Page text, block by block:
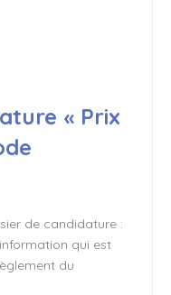
« Prix
de candidature :
qui est
du